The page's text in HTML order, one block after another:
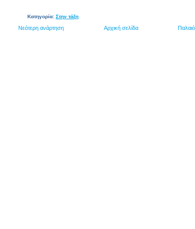
Κατηγορία: Στην τάξη
Νεότερη ανάρτηση Αρχική σελίδα